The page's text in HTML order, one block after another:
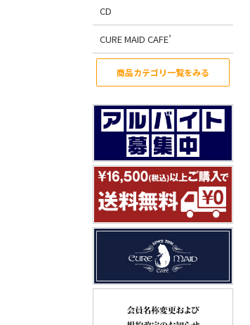
CD
CURE MAID CAFE’
商品カテゴリ一覧をみる